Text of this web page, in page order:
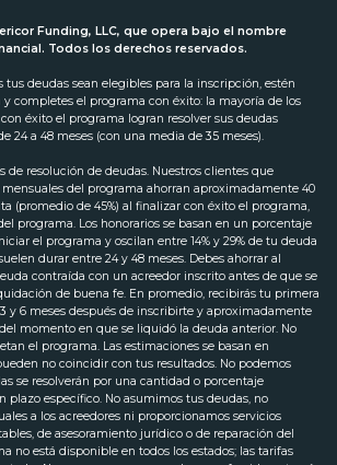
Funding, LLC, que opera bajo el nombre
Todos los derechos reservados.
tus deudas sean elegibles para la inscripción, estén
completes el programa con éxito: la mayoría de los
éxito el programa logran resolver sus deudas
24 a 48 meses (con una media de 35 meses).
de resolución de deudas. Nuestros clientes que
mensuales del programa ahorran aproximadamente 40
(promedio de 45%) al finalizar con éxito el programa,
programa. Los honorarios se basan en un porcentaje
el programa y oscilan entre 14% y 29% de tu deuda
durar entre 24 y 48 meses. Debes ahorrar al
contraída con un acreedor inscrito antes de que se
de buena fe. En promedio, recibirás tu primera
y 6 meses después de inscribirte y aproximadamente
momento en que se liquidó la deuda anterior. No
el programa. Las estimaciones se basan en
no coincidir con tus resultados. No podemos
se resolverán por una cantidad o porcentaje
plazo específico. No asumimos tus deudas, no
a los acreedores ni proporcionamos servicios
de asesoramiento jurídico o de reparación del
no está disponible en todos los estados; las tarifas